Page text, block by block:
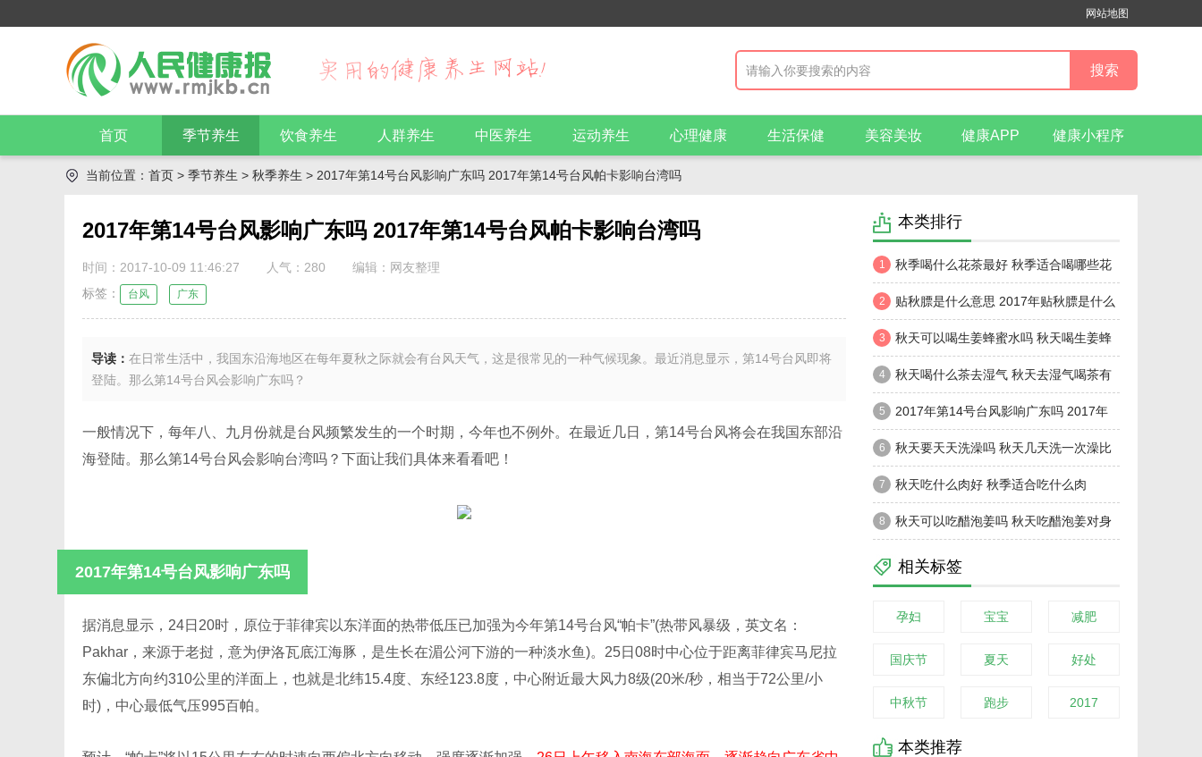
网站地图
首页 季节养生 饮食养生 人群养生 中医养生 运动养生 心理健康 生活保健 美容美妆 健康APP 健康小程序
当前位置： 首页 > 季节养生 > 秋季养生 > 2017年第14号台风影响广东吗 2017年第14号台风帕卡影响台湾吗
2017年第14号台风影响广东吗 2017年第14号台风帕卡影响台湾吗
时间：2017-10-09 11:46:27 人气： 280
编辑：网友整理
标签：
台风 广东
导读： 在日常生活中，我国东沿海地区在每年夏秋之际就会有台风天气，这是很常见的一种气候现象。最近消息显示，第14号台风即将
登陆。那么第14号台风会影响广东吗？
一般情况下，每年八、九月份就是台风频繁发生的一个时期，今年也不例外。在最近几日，第14号台风将会在我国东部沿
海登陆。那么第14号台风会影响台湾吗？下面让我们具体来看看吧！
2017年第14号台风影响广东吗
据消息显示，24日20时，原位于菲律宾以东洋面的热带低压已加强为今年第14号台风“帕卡”(热带风暴级，英文名：
Pakhar，来源于老挝，意为伊洛瓦底江海豚，是生长在湄公河下游的一种淡水鱼)。25日08时中心位于距离菲律宾马尼拉
东偏北方向约310公里的洋面上，也就是北纬15.4度、东经123.8度，中心附近最大风力8级(20米/秒，相当于72公里/小
时)，中心最低气压995百帕。
本类排行
1 秋季喝什么花茶最好 秋季适合喝哪些花
茶
2 贴秋膘是什么意思 2017年贴秋膘是什么
时候
3 秋天可以喝生姜蜂蜜水吗 秋天喝生姜蜂
蜜水要注意些什么
4 秋天喝什么茶去湿气 秋天去湿气喝茶有
效吗
5 2017年第14号台风影响广东吗 2017年
第14号台风帕卡影响台湾吗
6 秋天要天天洗澡吗 秋天几天洗一次澡比
较合适
7 秋天吃什么肉好 秋季适合吃什么肉
8 秋天可以吃醋泡姜吗 秋天吃醋泡姜对身
体好吗
相关标签
孕妇 宝宝 减肥
国庆节 夏天 好处
中秋节 跑步 2017
本类推荐